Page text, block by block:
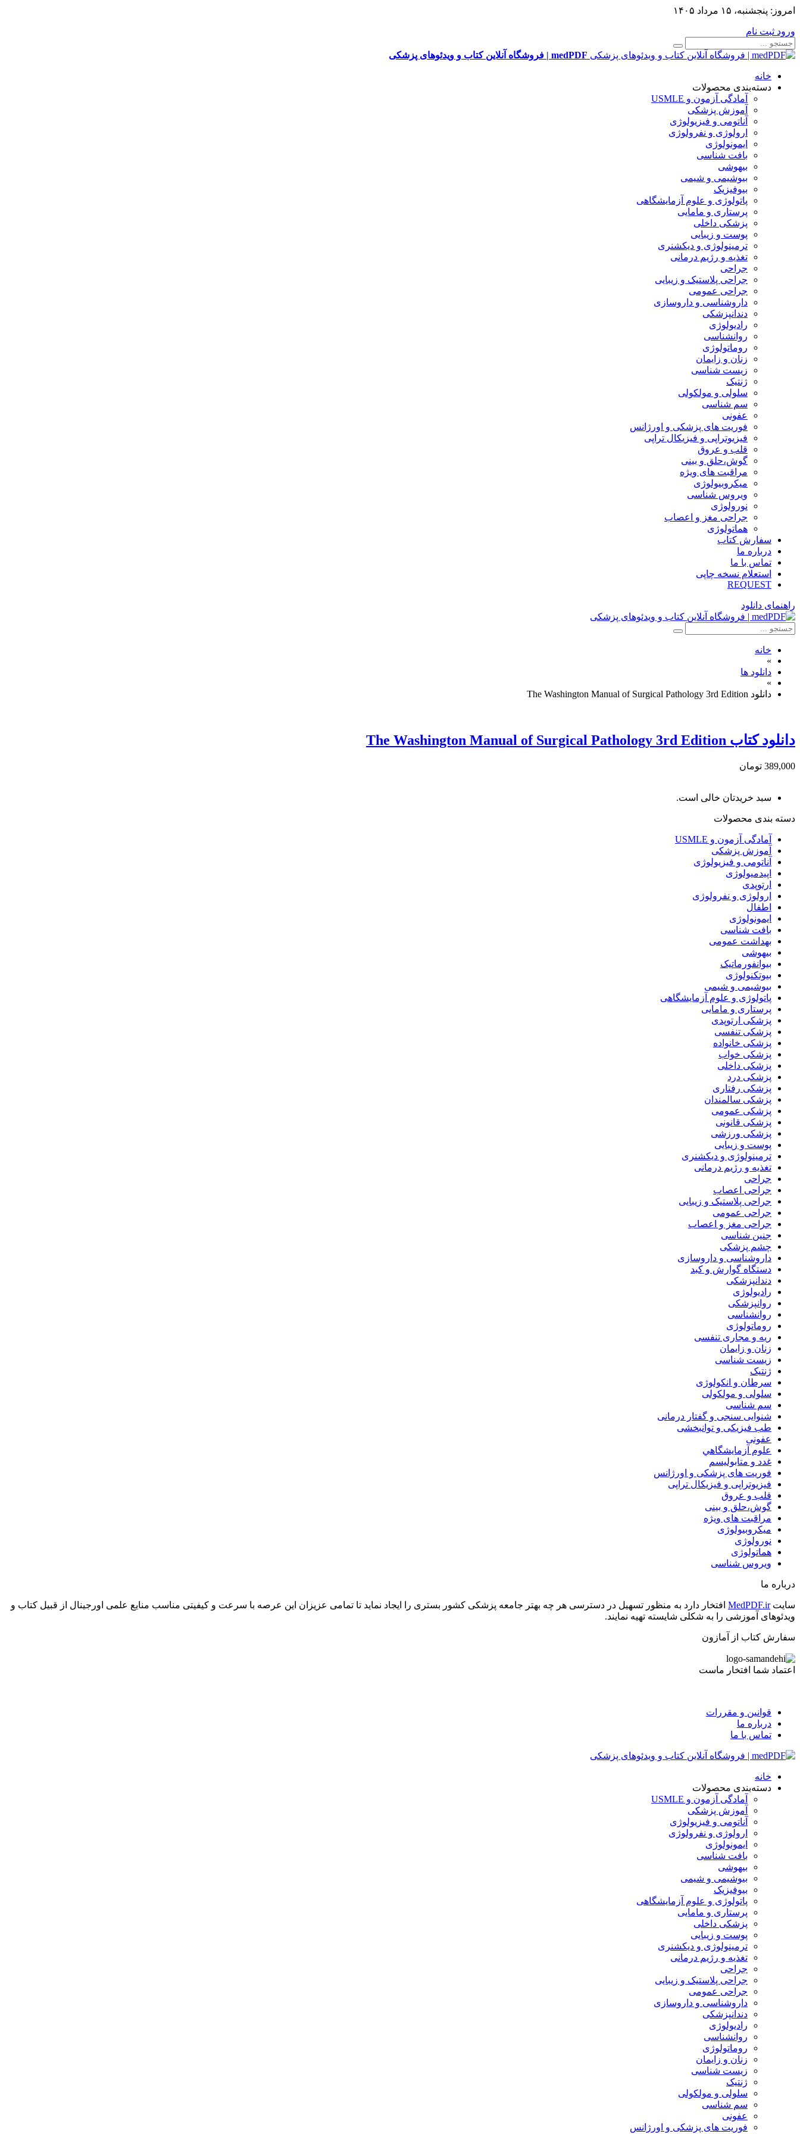
امروز: پنجشنبه، ۱۵ مرداد ۱۴۰۵
ورود ثبت نام
medPDF | فروشگاه آنلاین کتاب و ویدئوهای پزشکی
خانه
دسته‌بندی محصولات
آمادگی آزمون و USMLE
آموزش پزشکی
آناتومی و فیزیولوژی
ارولوژی و نفرولوژی
ایمونولوژی
بافت شناسی
بیهوشی
بیوشیمی و شیمی
بیوفیزیک
پاتولوژی و علوم آزمایشگاهی
پرستاری و مامایی
پزشکی داخلی
پوست و زیبایی
ترمینولوژی و دیکشنری
تغذیه و رژیم درمانی
جراحی
جراحی پلاستیک و زیبایی
جراحی عمومی
داروشناسی و داروسازی
دندانپزشکی
رادیولوژی
روانشناسی
روماتولوژی
زنان و زایمان
زیست شناسی
ژنتیک
سلولی و مولکولی
سم شناسی
عفونی
فوریت های پزشکی و اورژانس
فیزیوتراپی و فیزیکال تراپی
قلب و عروق
گوش،حلق و بینی
مراقبت های ویژه
میکروبیولوژی
ویروس شناسی
نورولوژی
جراحی مغز و اعصاب
هماتولوژی
سفارش کتاب
درباره ما
تماس با ما
استعلام نسخه چاپی
REQUEST
راهنمای دانلود
خانه
»
دانلود ها
»
دانلود The Washington Manual of Surgical Pathology 3rd Edition
دانلود کتاب The Washington Manual of Surgical Pathology 3rd Edition
389,000 تومان
سبد خریدتان خالی است.
دسته بندی محصولات
آمادگی آزمون و USMLE
آموزش پزشکی
آناتومی و فیزیولوژی
اپیدمیولوژی
ارتوپدی
ارولوژی و نفرولوژی
اطفال
ایمونولوژی
بافت شناسی
بهداشت عمومی
بیهوشی
بیوانفورماتیک
بیوتکنولوژی
بیوشیمی و شیمی
پاتولوژی و علوم آزمایشگاهی
پرستاری و مامایی
پزشکی ارتوپدی
پزشکی تنفسی
پزشکی خانواده
پزشکی خواب
پزشکی داخلی
پزشکی درد
پزشکی رفتاری
پزشکی سالمندان
پزشکی عمومی
پزشکی قانونی
پزشکی ورزشی
پوست و زیبایی
ترمینولوژی و دیکشنری
تغذیه و رژیم درمانی
جراحی
جراحی اعصاب
جراحی پلاستیک و زیبایی
جراحی عمومی
جراحی مغز و اعصاب
جنین شناسی
چشم پزشکی
داروشناسی و داروسازی
دستگاه گوارش و کبد
دندانپزشکی
رادیولوژی
روانپزشکی
روانشناسی
روماتولوژی
ریه و مجاری تنفسی
زنان و زایمان
زیست شناسی
ژنتیک
سرطان و انکولوژی
سلولی و مولکولی
سم شناسی
شنوایی سنجی و گفتار درمانی
طب فیزیکی و توانبخشی
عفونی
علوم آزمايشگاهي
غدد و متابولیسم
فوریت های پزشکی و اورژانس
فیزیوتراپی و فیزیکال تراپی
قلب و عروق
گوش،حلق و بینی
مراقبت های ویژه
میکروبیولوژی
نورولوژی
هماتولوژی
ویروس شناسی
درباره ما
سایتMedPDF.ir افتخار دارد به منظور تسهیل در دسترسی هر چه بهتر جامعه پزشکی کشور بستری را ایجاد نماید تا تمامی عزیزان این عرصه با سرعت و کیفیتی مناسب منایع علمی اورجینال از قبیل کتاب و
ویدئوهای آموزشی را به شکلی شایسته تهیه نمایند.
سفارش کتاب از آمازون
اعتماد شما افتخار ماست
قوانین و مقررات
درباره ما
تماس با ما
خانه
دسته‌بندی محصولات
آمادگی آزمون و USMLE
آموزش پزشکی
آناتومی و فیزیولوژی
ارولوژی و نفرولوژی
ایمونولوژی
بافت شناسی
بیهوشی
بیوشیمی و شیمی
بیوفیزیک
پاتولوژی و علوم آزمایشگاهی
پرستاری و مامایی
پزشکی داخلی
پوست و زیبایی
ترمینولوژی و دیکشنری
تغذیه و رژیم درمانی
جراحی
جراحی پلاستیک و زیبایی
جراحی عمومی
داروشناسی و داروسازی
دندانپزشکی
رادیولوژی
روانشناسی
روماتولوژی
زنان و زایمان
زیست شناسی
ژنتیک
سلولی و مولکولی
سم شناسی
عفونی
فوریت های پزشکی و اورژانس